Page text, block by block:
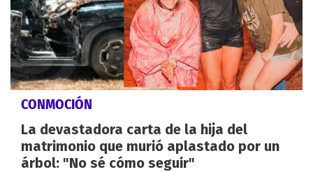
CONMOCIÓN
La devastadora carta de la hija del
matrimonio que murió aplastado por un
árbol: "No sé cómo seguir"